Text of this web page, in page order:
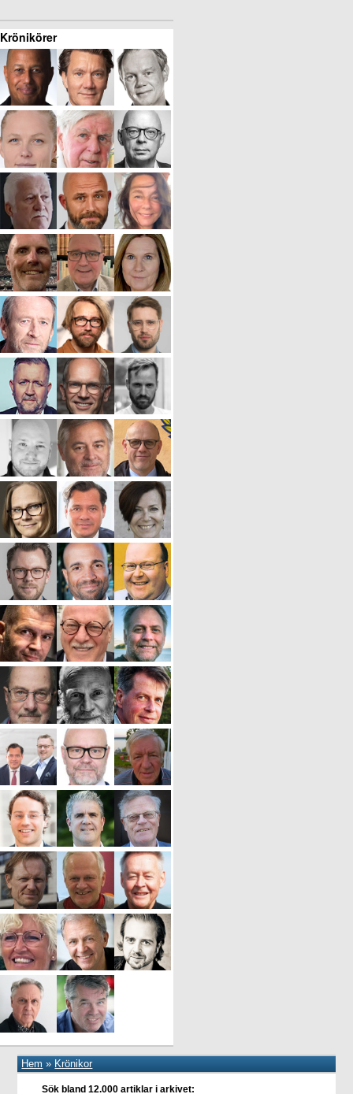
Krönikörer
Hem » Krönikor
Sök bland 12.000 artiklar i arkivet: